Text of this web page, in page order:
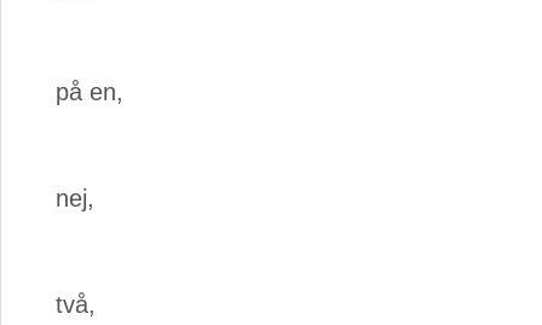
på en,
nej,
två,